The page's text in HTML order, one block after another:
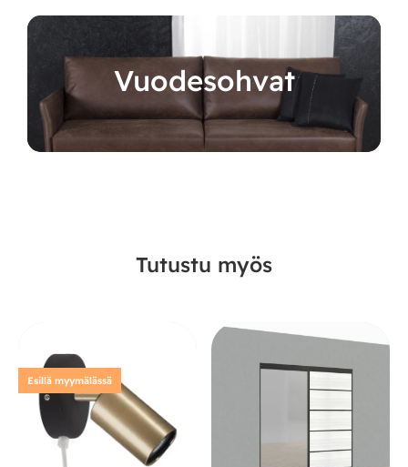
Vuodesohvat
Tutustu myös
Esillä myymälässä